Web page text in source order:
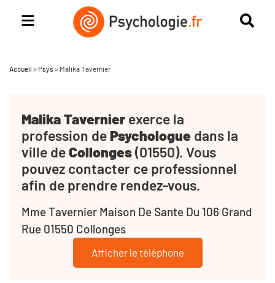
Accueil > Psys > Malika Tavernier
Malika Tavernier exerce la
profession dePsychologue dans la
ville deCollonges(01550). Vous
pouvez contacter ce professionnel
afin de prendre rendez-vous.
Mme Tavernier Maison De Sante Du 106 Grand
Rue 01550 Collonges
Afficher le téléphone